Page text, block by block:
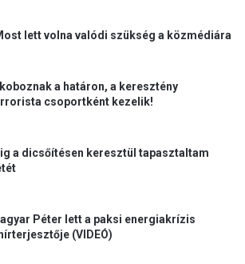
lett volna valódi szükség a közmédiára
a határon, a keresztény
csoportként kezelik!
a dicsőítésen keresztül tapasztaltam
Péter lett a paksi energiakrízis
(VIDEÓ)